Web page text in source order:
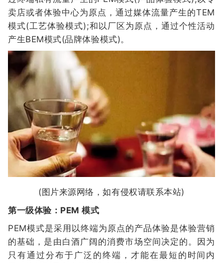
卖店或者体验中心为原点，通过媒体流量产生的TEM
模式(工艺体验模式);和以厂区为原点，通过个性活动
产生BEM模式(品牌体验模式)。
(图片来源网络，如有侵权请联系本站)
第一级体验：PEM 模式
PEM模式是采用以终端为原点的产品体验是体验营销
的基础，是由白酒广阔的消费市场空间决定的。因为
只有通过分布于广泛的终端，才能在最短的时间内